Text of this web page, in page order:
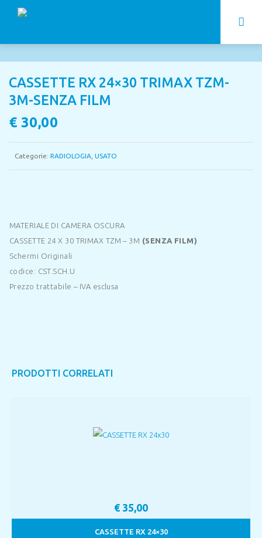
CASSETTE RX 24×30 TRIMAX TZM-
3M-SENZA FILM
€ 30,00
Categorie: RADIOLOGIA USATO
MATERIALE DI CAMERA OSCURA
CASSETTE 24 X 30 TRIMAX TZM – 3M (SENZA FILM)
Schermi Originali
codice: CST.SCH.U
Prezzo trattabile – IVA esclusa
PRODOTTI CORRELATI
CASSETTE RX 24×30
€ 35,00